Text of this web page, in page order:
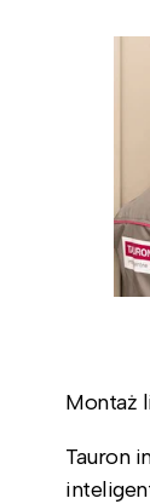
Montaż
Tauron